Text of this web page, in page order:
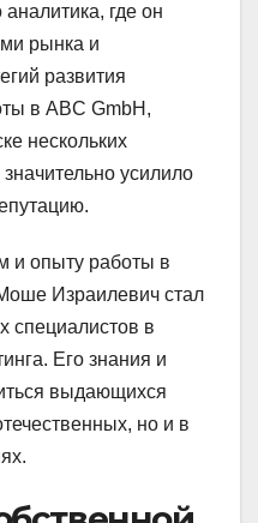
аналитика, где он
рынка и
развития
в ABC GmbH,
нескольких
усилило
и опыту работы в
Израилевич стал
специалистов в
Его знания и
выдающихся
но и в